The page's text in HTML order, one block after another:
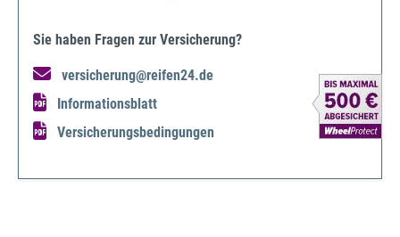
Sie haben Fragen zur Versicherung?
versicherung@reifen24.de
Informationsblatt
Versicherungsbedingungen